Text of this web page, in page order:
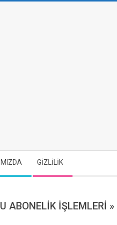
GİZLİLİK
ABONELİK İŞLEMLERİ »